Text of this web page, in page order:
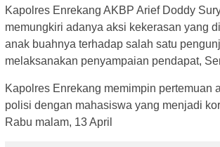
Kapolres Enrekang AKBP Arief Doddy
memungkiri adanya aksi kekerasan yang
anak buahnya terhadap salah satu
melaksanakan penyampaian pendapat,
Kapolres Enrekang memimpin pertemuan
polisi dengan mahasiswa yang menjadi
Rabu malam, 13 April